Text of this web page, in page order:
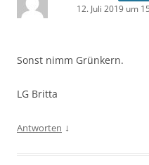
12. Juli 2019 um
Sonst nimm Grünkern.
LG Britta
Antworten ↓